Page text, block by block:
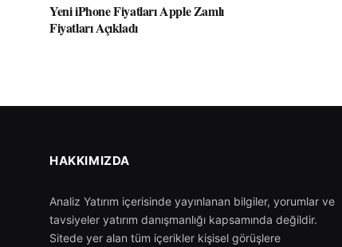
Yeni iPhone Fiyatları Apple Zamlı
Fiyatları Açıkladı
HAKKIMIZDA
Analiz Yatırım içerisinde yayınlanan bilgiler, yorumlar ve
tavsiyeler yatırım danışmanlığı kapsamında değildir.
Sitede yer alan tüm içerikler kişisel görüşlere